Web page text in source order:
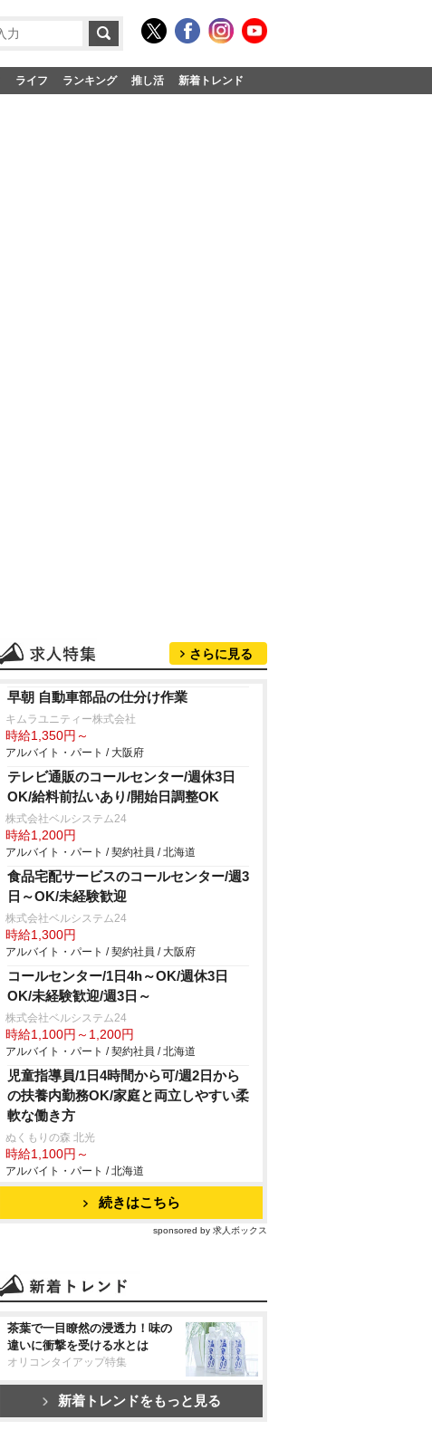
ライフ ランキング 推し活 新着トレンド
さらに見る
早朝 自動車部品の仕分け作業
キムラユニティー株式会社
時給1,350円～
アルバイト・パート / 大阪府
テレビ通販のコールセンター/週休3日
OK/給料前払いあり/開始日調整OK
株式会社ベルシステム24
時給1,200円
アルバイト・パート / 契約社員 / 北海道
食品宅配サービスのコールセンター/週3
日～OK/未経験歓迎
株式会社ベルシステム24
時給1,300円
アルバイト・パート / 契約社員 / 大阪府
コールセンター/1日4h～OK/週休3日
OK/未経験歓迎/週3日～
株式会社ベルシステム24
時給1,100円～1,200円
アルバイト・パート / 契約社員 / 北海道
児童指導員/1日4時間から可/週2日から
の扶養内勤務OK/家庭と両立しやすい柔
軟な働き方
ぬくもりの森 北光
時給1,100円～
アルバイト・パート / 北海道
続きはこちら
sponsored by 求人ボックス
茶葉で一目瞭然の浸透力！味の
違いに衝撃を受ける水とは
オリコンタイアップ特集
新着トレンドをもっと見る